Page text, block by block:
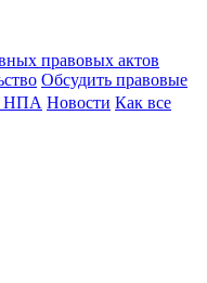
правовых актов
Обсудить правовые
НПА Новости Как все